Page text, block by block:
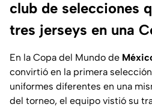
club de selecciones
tres jerseys en una
En la Copa del Mundo de
convirtió en la primera
uniformes diferentes en una
del torneo, el equipo vistió su